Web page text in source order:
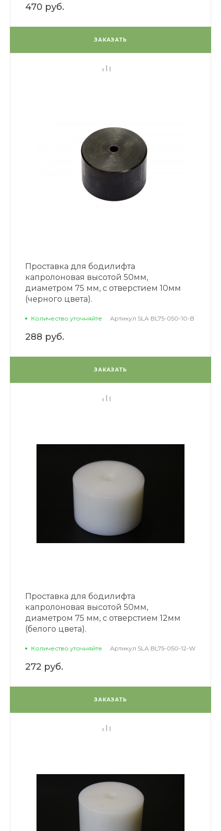
470 руб.
ЗАКАЗАТЬ
Проставка для бодилифта
капролоновая высотой 50мм,
диаметром 75 мм, с отверстием 10мм
(черного цвета).
Количество уточняйте Артикул SLA BL75-050-10-B
288 руб.
ЗАКАЗАТЬ
Проставка для бодилифта
капролоновая высотой 50мм,
диаметром 75 мм, с отверстием 12мм
(белого цвета).
Количество уточняйте Артикул SLA BL75-050-12-W
272 руб.
ЗАКАЗАТЬ